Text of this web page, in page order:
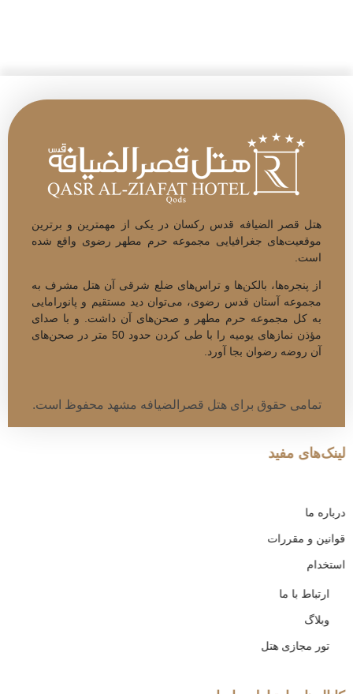
هتل قصر الضیافه قدس رکسان در یکی از مهم­ترین و برتر­ین
موقعیت‌های جغرافیایی مجموعه حرم مطهر رضوی واقع شده
است.
از پنجره‌­ها، بالکن‌ها و تراس‌های ضلع شرقی آن هتل مشرف به
مجموعه آستان قدس رضوی، می­‌توان دید مستقیم و پانورامایی
به کل مجموعه حرم مطهر و صحن‌های آن داشت. و با صدای
مؤذن نمازهای یومیه را با طی کردن حدود 50 متر در صحن‌­های
آن روضه رضوان بجا آورد.
تمامی حقوق برای هتل قصرالضیافه مشهد محفوظ است.
لینک‌های مفید
درباره ما
قوانین و مقررات
استخدام
ارتباط با ما
وبلاگ
تور مجازی هتل